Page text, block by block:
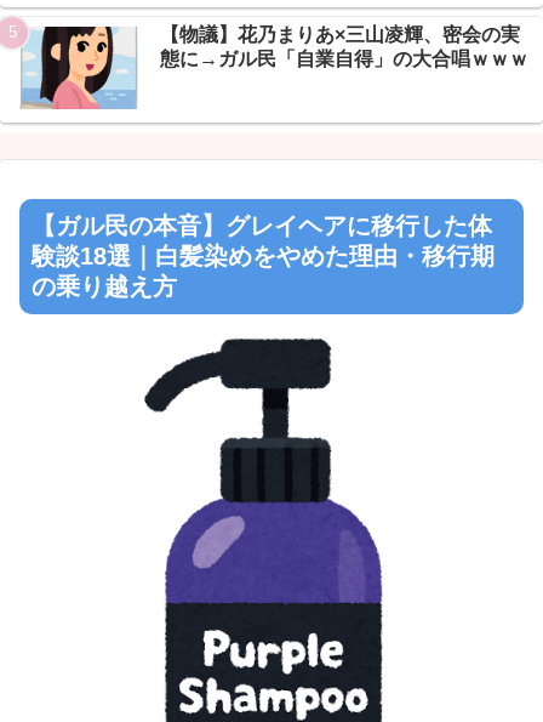
【物議】花乃まりあ×三山凌輝、密会の実
態に→ガル民「自業自得」の大合唱ｗｗｗ
【ガル民の本音】グレイヘアに移行した体
験談18選｜白髪染めをやめた理由・移行期
の乗り越え方